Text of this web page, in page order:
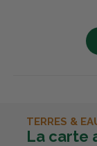
TERRES &
La carte